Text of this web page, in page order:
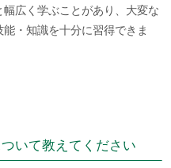
広く学ぶことがあり、大変な
・知識を十分に習得できま
いて教えてください